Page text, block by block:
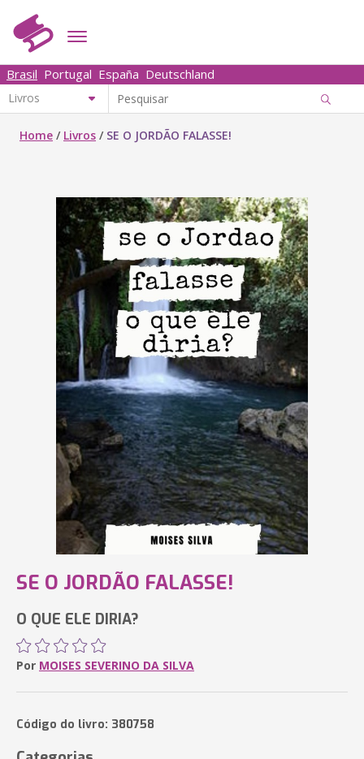
Brasil Portugal España Deutschland
Home / Livros / SE O JORDÃO FALASSE!
SE O JORDÃO FALASSE!
O QUE ELE DIRIA?
Por MOISES SEVERINO DA SILVA
Código do livro: 380758